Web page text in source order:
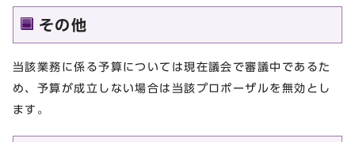
その他
当該業務に係る予算については現在議会で審議中であるた
め、予算が成立しない場合は当該プロポーザルを無効とし
ます。